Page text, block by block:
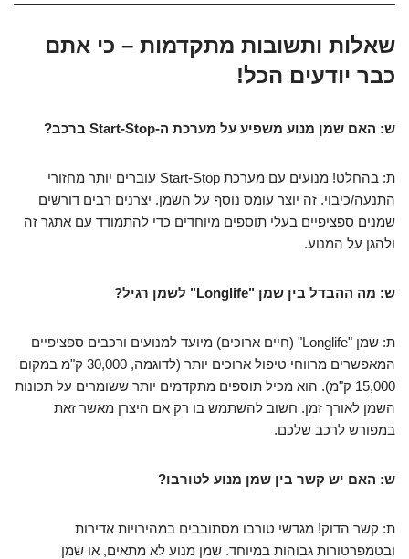
שאלות ותשובות מתקדמות – כי אתם
כבר יודעים הכל!
ש: האם שמן מנוע משפיע על מערכת ה-Start-Stop ברכב?
ת: בהחלט! מנועים עם מערכת Start-Stop עוברים יותר מחזורי
התנעה/כיבוי. זה יוצר עומס נוסף על השמן. יצרנים רבים דורשים
שמנים ספציפיים בעלי תוספים מיוחדים כדי להתמודד עם אתגר זה
ולהגן על המנוע.
ש: מה ההבדל בין שמן "Longlife" לשמן רגיל?
ת: שמן "Longlife" (חיים ארוכים) מיועד למנועים ורכבים ספציפיים
המאפשרים מרווחי טיפול ארוכים יותר (לדוגמה, 30,000 ק"מ במקום
15,000 ק"מ). הוא מכיל תוספים מתקדמים יותר ששומרים על תכונות
השמן לאורך זמן. חשוב להשתמש בו רק אם היצרן מאשר זאת
במפורש לרכב שלכם.
ש: האם יש קשר בין שמן מנוע לטורבו?
ת: קשר הדוק! מגדשי טורבו מסתובבים במהירויות אדירות
ובטמפרטורות גבוהות במיוחד. שמן מנוע לא מתאים, או שמן